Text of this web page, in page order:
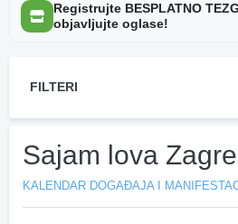
Registrujte BESPLATNO
objavljujte oglase!
FILTERI
Sajam lova
KALENDAR DOGAĐAJA I